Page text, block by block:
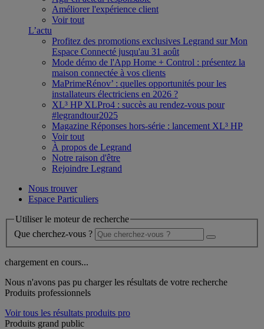
Améliorer l'expérience client
Voir tout
L’actu
Profitez des promotions exclusives Legrand sur Mon
Espace Connecté jusqu'au 31 août
Mode démo de l'App Home + Control : présentez la
maison connectée à vos clients
MaPrimeRénov’ : quelles opportunités pour les
installateurs électriciens en 2026 ?
XL³ HP XLPro4 : succès au rendez-vous pour
#legrandtour2025
Magazine Réponses hors-série : lancement XL³ HP
Voir tout
À propos de Legrand
Notre raison d'être
Rejoindre Legrand
Nous trouver
Espace Particuliers
Utiliser le moteur de recherche
Que cherchez-vous ?
chargement en cours...
Nous n'avons pas pu charger les résultats de votre recherche
Produits professionnels
Voir tous les résultats produits pro
Produits grand public